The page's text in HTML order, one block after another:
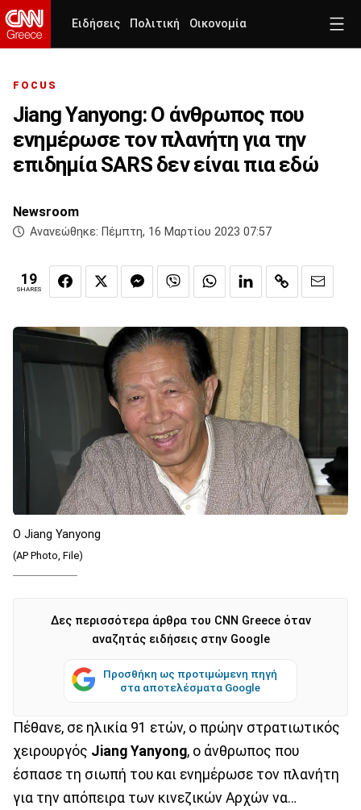
Ειδήσεις Πολιτική Οικονομία
FOCUS
Jiang Yanyong: Ο άνθρωπος που
ενημέρωσε τον πλανήτη για την
επιδημία SARS δεν είναι πια εδώ
Newsroom
Ανανεώθηκε: Πέμπτη, 16 Μαρτίου 2023 07:57
19
SHARES
O Jiang Yanyong
(AP Photo, File)
Δες περισσότερα άρθρα του CNN Greece όταν
αναζητάς ειδήσεις στην Google
Προσθήκη ως προτιμώμενη πηγή
στα αποτελέσματα Google
Πέθανε, σε ηλικία 91 ετών, ο πρώην στρατιωτικός
χειρουργός Jiang Yanyong, ο άνθρωπος που
έσπασε τη σιωπή του και ενημέρωσε τον πλανήτη
για την απόπειρα των κινεζικών Αρχών να…